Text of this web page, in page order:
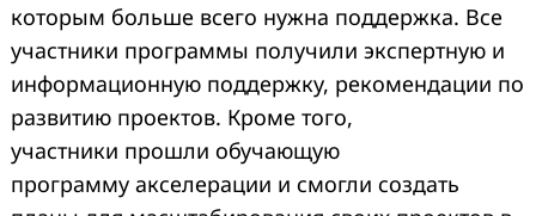
которым больше всего нужна поддержка. Все
участники программы получили экспертную и
информационную поддержку, рекомендации по
развитию проектов. Кроме того,
участники прошли обучающую
программу акселерации и смогли создать